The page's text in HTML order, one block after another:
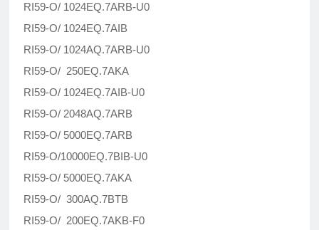
RI59-O/ 1024EQ.7ARB-U0
RI59-O/ 1024EQ.7AIB
RI59-O/ 1024AQ.7ARB-U0
RI59-O/ 250EQ.7AKA
RI59-O/ 1024EQ.7AIB-U0
RI59-O/ 2048AQ.7ARB
RI59-O/ 5000EQ.7ARB
RI59-O/10000EQ.7BIB-U0
RI59-O/ 5000EQ.7AKA
RI59-O/ 300AQ.7BTB
RI59-O/ 200EQ.7AKB-F0